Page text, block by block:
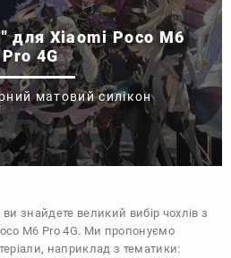
для Xiaomi Poco M6
Pro 4G
матовий силікон
ви знайдете великий вибір чохлів з
M6 Pro 4G. Ми пропонуємо
наприклад з тематики: